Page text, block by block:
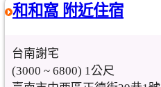
和和窩 附近住宿
台南謝宅
(3000 ~ 6800) 1公尺